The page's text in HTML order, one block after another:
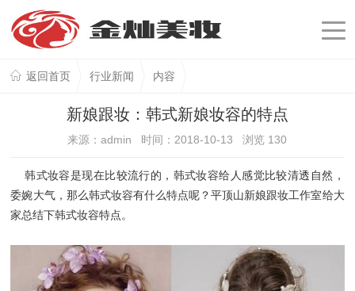
返回首页 行业新闻 内容
新娘跟妆：韩式新娘妆容的特点
来源：admin 时间：2018-10-13 浏览 130
韩式妆容是现在比较流行的，韩式妆容给人感觉比较清透自然，
委婉大气，那么韩式妆容有什么特点呢？平顶山新娘跟妆工作室给大
家总结下韩式妆容特点。